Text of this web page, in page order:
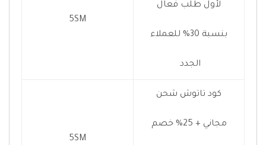
لأول طلب فعال
بنسبة 30% للعملاء
الجدد
5SM
كود تاتوش شحن
مجاني + 25% خصم
5SM